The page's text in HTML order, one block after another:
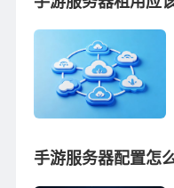
手游服务器配置怎